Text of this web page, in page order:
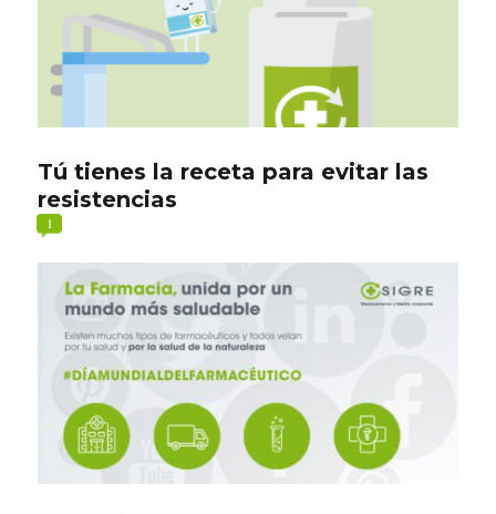
Tú tienes la receta para evitar las
resistencias
1